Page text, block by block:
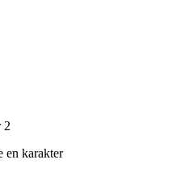
2
en karakter